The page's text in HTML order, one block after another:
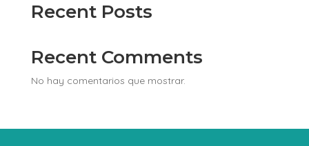
Recent Posts
Recent Comments
No hay comentarios que mostrar.